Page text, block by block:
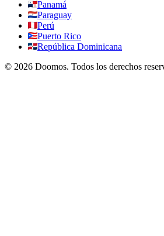
Panamá
Paraguay
Perú
Puerto Rico
República Dominicana
© 2026 Doomos. Todos los derechos